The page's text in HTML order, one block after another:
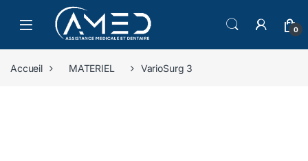
Skip to navigation
Skip to content
0
Accueil MATERIEL VarioSurg 3